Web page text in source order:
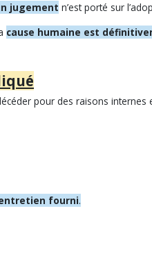
jugement n’est porté sur
cause humaine est
pour des raisons internes
fourni.